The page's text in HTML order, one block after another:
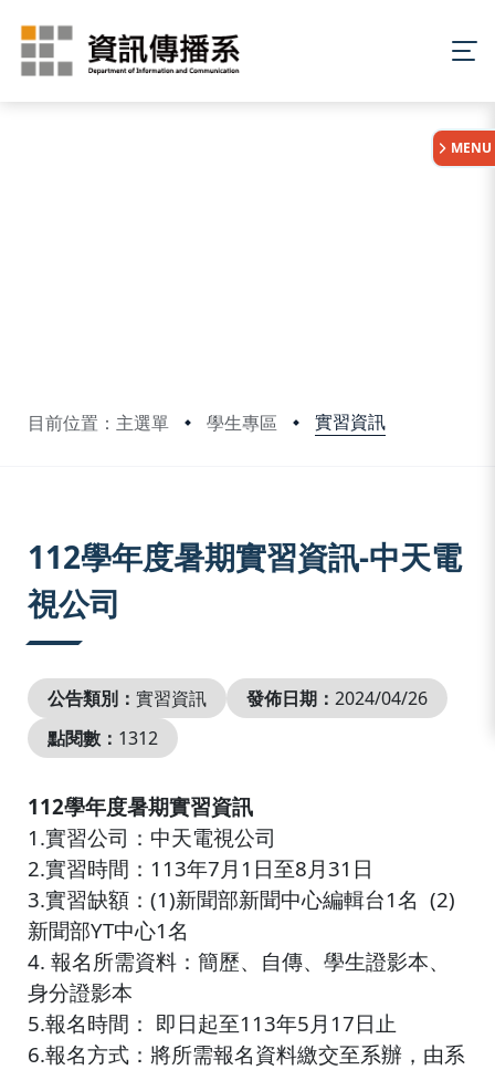
目前位置：主選單 學生專區 實習資訊
MENU
112學年度暑期實習資訊-中天電
視公司
公告類別： 實習資訊 發佈日期： 2024/04/26
點閱數： 1312
112學年度暑期實習資訊
1.實習公司：中天電視公司
2.實習時間：113年7月1日至8月31日
3.實習缺額：(1)新聞部新聞中心編輯台1名 (2)
新聞部YT中心1名
4. 報名所需資料：簡歷、自傳、學生證影本、
身分證影本
5.報名時間： 即日起至113年5月17日止
6.報名方式：將所需報名資料繳交至系辦，由系